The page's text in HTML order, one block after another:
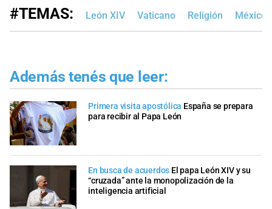
#TEMAS: León XIV Vaticano Religión México
Además tenés que leer:
Primera visita apostólica España se prepara
para recibir al Papa León
En busca de acuerdos El papa León XIV y su
“cruzada” ante la monopolización de la
inteligencia artificial